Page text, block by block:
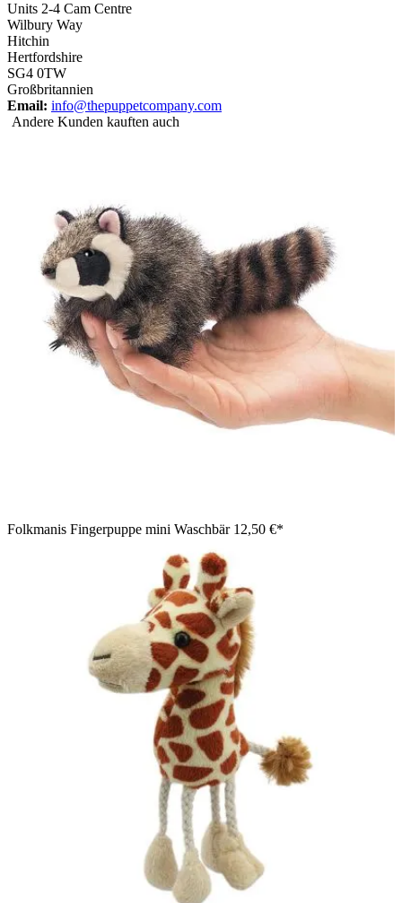
Units 2-4 Cam Centre
Wilbury Way
Hitchin
Hertfordshire
SG4 0TW
Großbritannien
Email: info@thepuppetcompany.com
Andere Kunden kauften auch
Folkmanis Fingerpuppe mini Waschbär 12,50 €*